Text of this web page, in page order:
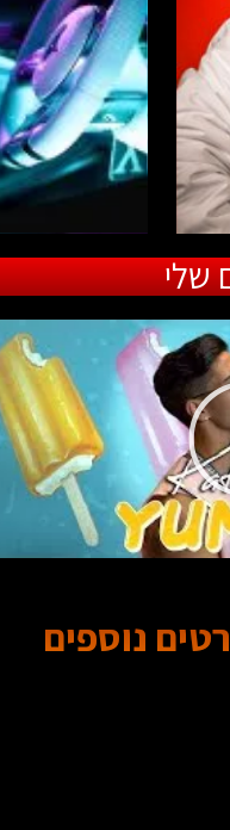
שלי
נוספים